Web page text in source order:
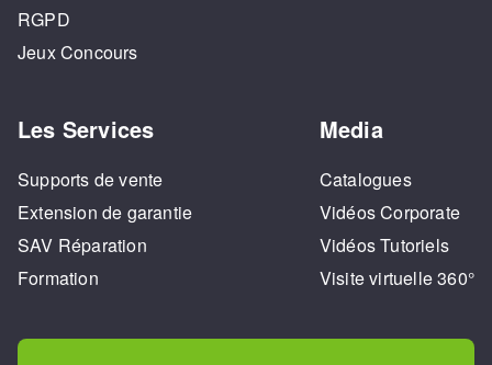
RGPD
Jeux Concours
Les Services
Supports de vente
Extension de garantie
SAV Réparation
Formation
Media
Catalogues
Vidéos Corporate
Vidéos Tutoriels
Visite virtuelle 360°